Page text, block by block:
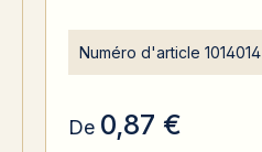
Numéro d'article 1014014
De 0,87 €